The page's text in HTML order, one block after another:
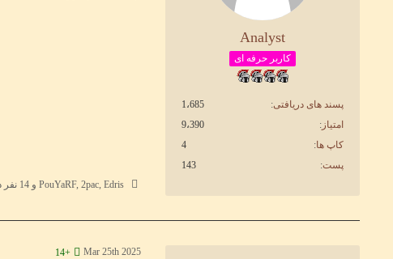
Analyst
کاربر حرفه ای
پسند های دریافتی
1،685
امتیاز
9،390
کاپ ها
4
پست
143
PouYaRF, 2pac, Edris و 14 نفر دیگر پسند کردند.
Mar 25th 2025
+14